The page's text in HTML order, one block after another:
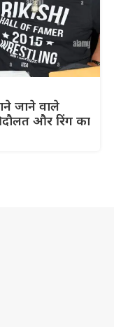
जाने वाले
दौलत और रिंग का